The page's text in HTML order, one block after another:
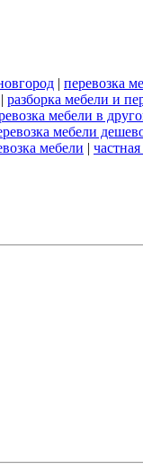
| перевозка
| разборка мебели и
мебели в
мебели
мебели |